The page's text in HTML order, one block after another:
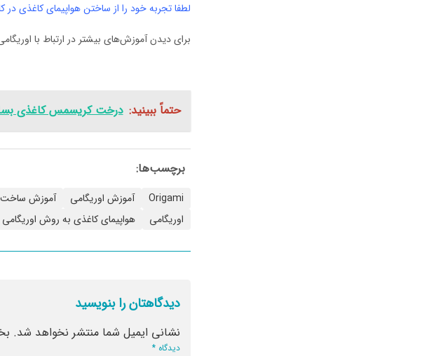
لطفا تجربه خود را از ساختن هواپیمای کاغذی در
برای دیدن آموزش‌های بیشتر در ارتباط با
حتماً ببینید: درخت کریسمس کاغذی
برچسب‌ها:
Origami آموزش اوریگامی آموزش ساخت
اوریگامی
هواپیمای کاغذی به روش اوریگامی
دیدگاهتان را بنویسید
نشانی ایمیل شما منتشر نخواهد شد.
دیدگاه*